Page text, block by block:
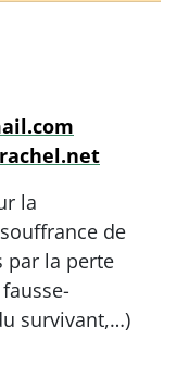
la
de
par la perte
survivant,…)